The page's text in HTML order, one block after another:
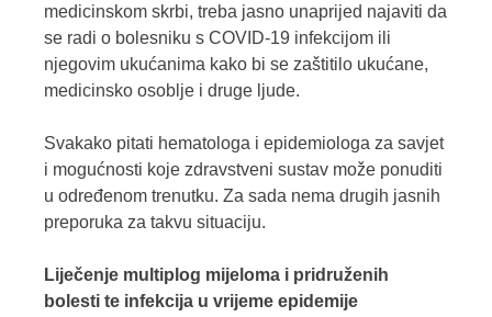
medicinskom skrbi, treba jasno unaprijed najaviti da
se radi o bolesniku s COVID-19 infekcijom ili
njegovim ukućanima kako bi se zaštitilo ukućane,
medicinsko osoblje i druge ljude.
Svakako pitati hematologa i epidemiologa za savjet
i mogućnosti koje zdravstveni sustav može ponuditi
u određenom trenutku. Za sada nema drugih jasnih
preporuka za takvu situaciju.
Liječenje multiplog mijeloma i pridruženih
bolesti te infekcija u vrijeme epidemije